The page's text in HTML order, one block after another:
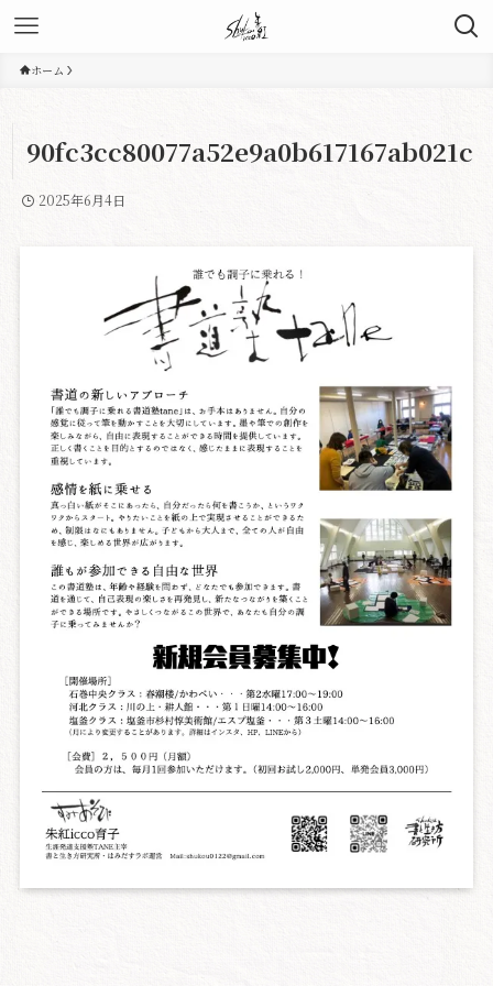
ホーム
90fc3cc80077a52e9a0b617167ab021c
2025年6月4日